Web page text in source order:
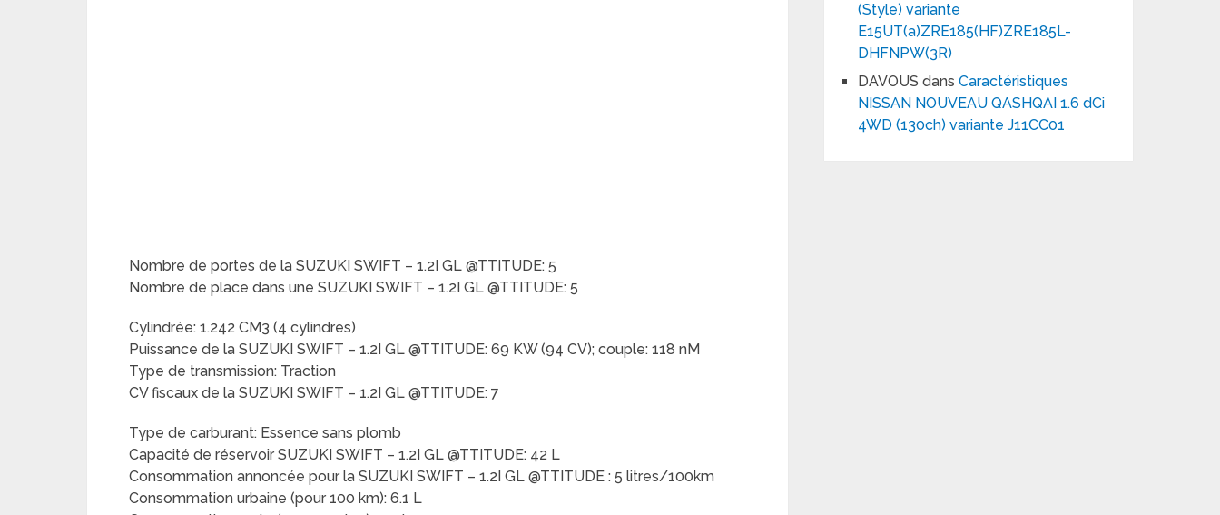
Nombre de portes de la SUZUKI SWIFT – 1.2I GL @TTITUDE: 5
Nombre de place dans une SUZUKI SWIFT – 1.2I GL @TTITUDE: 5
Cylindrée: 1.242 CM3 (4 cylindres)
Puissance de la SUZUKI SWIFT – 1.2I GL @TTITUDE: 69 KW (94 CV); couple: 118 nM
Type de transmission: Traction
CV fiscaux de la SUZUKI SWIFT – 1.2I GL @TTITUDE: 7
Type de carburant: Essence sans plomb
Capacité de réservoir SUZUKI SWIFT – 1.2I GL @TTITUDE: 42 L
Consommation annoncée pour la SUZUKI SWIFT – 1.2I GL @TTITUDE : 5 litres/100km
Consommation urbaine (pour 100 km): 6.1 L
(Style) variante
E15UT(a)ZRE185(HF)ZRE185L-
DHFNPW(3R)
DAVOUS dansCaractéristiques
NISSAN NOUVEAU QASHQAI 1.6 dCi
4WD (130ch) variante J11CC01